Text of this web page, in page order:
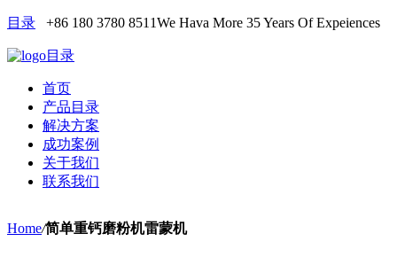
目录 +86 180 3780 8511We Hava More 35 Years Of Expeiences
目录
首页
产品目录
解决方案
成功案例
关于我们
联系我们
Home/简单重钙磨粉机雷蒙机